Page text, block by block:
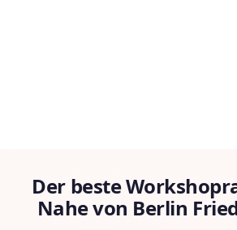
Der beste
Nahe von Berlin